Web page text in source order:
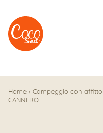
Vai al menu
Accedi al contenuto
Home › Campeggio con
CANNERO